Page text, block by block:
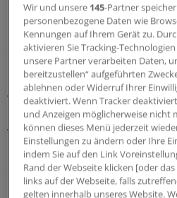
Professor Jürgen Riemann:Wir
dieser innovativen Technik seit
inzwischen schon für den
Was den Einsatz der Kapsel
Untersuchung angeht, steht
Weg bevor. Das Problem ist,
überzeugenden
solche Methode in die
Wir und unsere 145-Partner
personenbezogene Daten wie
Kennungen auf Ihrem Gerät zu.
aktivieren Sie Tracking-
unsere Partner verarbeiten Daten,
bereitzustellen“ aufgeführten
ablehnen oder Widerruf Ihrer
deaktiviert. Wenn Tracker
und Anzeigen möglicherweise nicht
können dieses Menü jederzeit
Einstellungen zu ändern oder Ihre
indem Sie auf den Link
Rand der Webseite klicken [oder
links auf der Webseite, falls
gelten innerhalb unseres Website.